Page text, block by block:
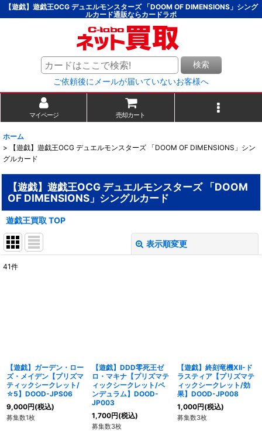
【遊戯】遊戯王OCG デュエルモンスターズ 「DOOM OF DIMENSIONS」シング
ルカード通販ならカードラボ
検索
ご依頼後にメールが届いていないお客様へ
マイページ 売却カート
ホーム
>
【遊戯】遊戯王OCG デュエルモンスターズ 「DOOM OF DIMENSIONS」シン
グルカード
【遊戯】遊戯王OCG デュエルモンスターズ 「DOOM
OF DIMENSIONS」シングルカード
遊戯王買取 TOP
表示順変更
41件
【遊戯】ガーデン・ロー
ズ・メイデン【プリズマ
ティックシークレット/
☆5】DOOD-JPS06
9,000円(税込)
募集数1枚
【遊戯】DDD零死王ゼ
ロ・マキナ【プリズマテ
ィックシークレット/ペ
ンデュラム】DOOD-
JP003
1,700円(税込)
募集数3枚
【遊戯】終刻竜機XII-ド
ラスティア【プリズマテ
ィックシークレット/効
果】DOOD-JP008
1,000円(税込)
募集数3枚